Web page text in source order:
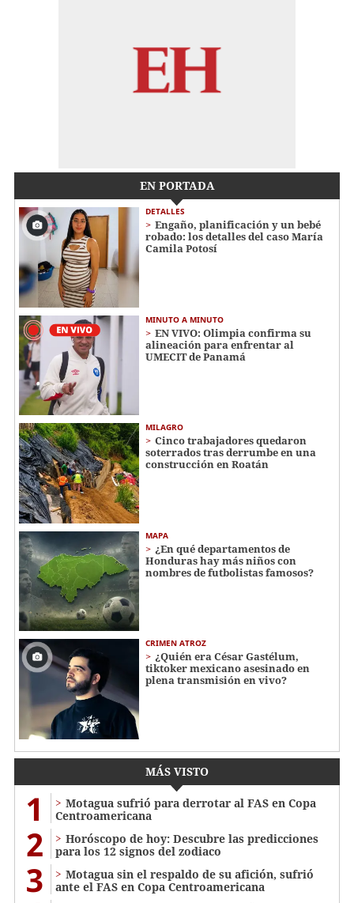
EN PORTADA
DETALLES
Engaño, planificación y un bebé
robado: los detalles del caso María
Camila Potosí
MINUTO A MINUTO
EN VIVO: Olimpia confirma su
alineación para enfrentar al
UMECIT de Panamá
MILAGRO
Cinco trabajadores quedaron
soterrados tras derrumbe en una
construcción en Roatán
MAPA
¿En qué departamentos de
Honduras hay más niños con
nombres de futbolistas famosos?
CRIMEN ATROZ
¿Quién era César Gastélum,
tiktoker mexicano asesinado en
plena transmisión en vivo?
MÁS VISTO
1
Motagua sufrió para derrotar al FAS en Copa
Centroamericana
2
Horóscopo de hoy: Descubre las predicciones
para los 12 signos del zodiaco
3
Motagua sin el respaldo de su afición, sufrió
ante el FAS en Copa Centroamericana